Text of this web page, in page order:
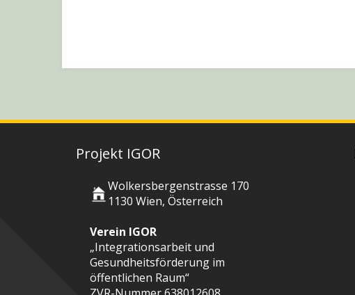
Projekt IGOR
Wolkersbergenstrasse 170
1130 Wien, Österreich
Verein IGOR
„Integrationsarbeit und
Gesundheitsförderung im
öffentlichen Raum“